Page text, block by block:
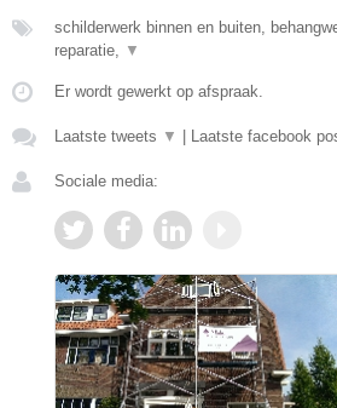
schilderwerk binnen en buiten,
reparatie, ▼
Er wordt gewerkt op afspraak.
Laatste tweets ▼ Laatste facebook
Sociale media: